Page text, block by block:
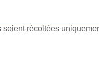
soient récoltées